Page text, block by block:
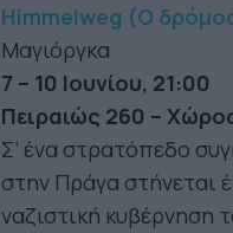
Himmelweg (Ο
Μαγιόργκα
7 – 10 Ιουνίου, 21:00
Πειραιώς 260 –
Σ’ ένα στρατόπεδο
στην Πράγα στήνεται
ναζιστική κυβέρνηση